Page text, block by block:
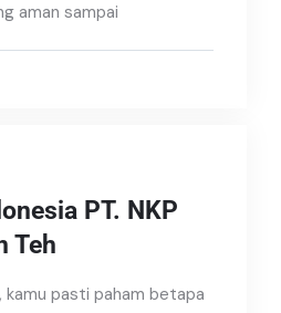
aman sampai
PT. NKP
Teh
kamu pasti paham betapa